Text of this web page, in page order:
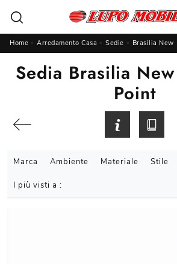
Home - Arredamento Casa - Sedie - Brasilia New
Sedia Brasilia
Point
Marca Ambiente Materiale Stile
I più visti a :